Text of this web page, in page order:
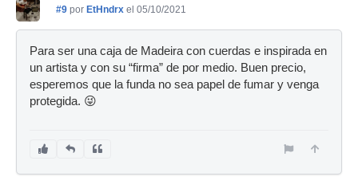
#9 por EtHndrx el 05/10/2021
Para ser una caja de Madeira con cuerdas e inspirada en
un artista y con su “firma” de por medio. Buen precio,
esperemos que la funda no sea papel de fumar y venga
protegida. 😜